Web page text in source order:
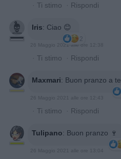
· Ti stimo · Rispondi
Iris: Ciao 😊
2
26 Maggio 2021 alle ore 12:38
· Ti stimo · Rispondi
Maxmari: Buon pranzo a te
26 Maggio 2021 alle ore 12:43
· Ti stimo · Rispondi
Tulipano: Buon pranzo 🍷
26 Maggio 2021 alle ore 13:04